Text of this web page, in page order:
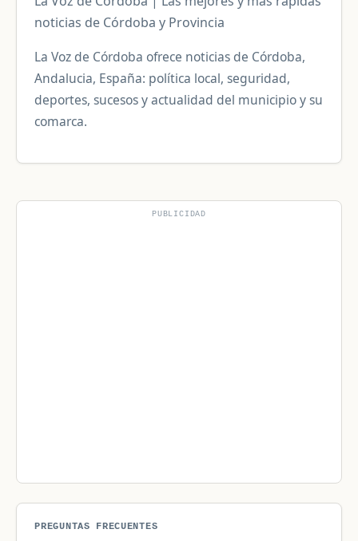
noticias de Córdoba y Provincia
La Voz de Córdoba ofrece noticias de Córdoba,
Andalucia, España: política local, seguridad,
deportes, sucesos y actualidad del municipio y su
comarca.
PUBLICIDAD
PREGUNTAS FRECUENTES